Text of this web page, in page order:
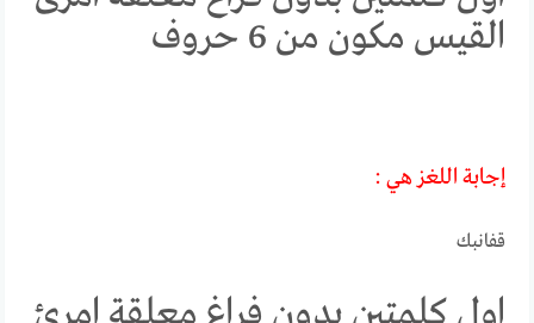
القيس مكون من 6 حروف
إجابة اللغز هي :
قفانبك